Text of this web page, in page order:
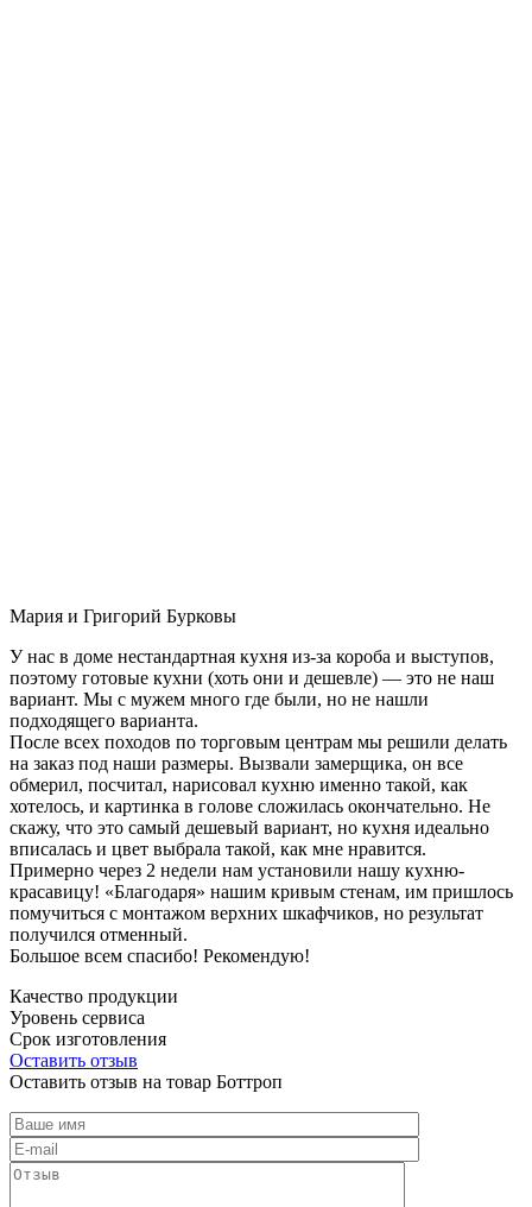
Мария и Григорий Бурковы
У нас в доме нестандартная кухня из-за короба и выступов,
поэтому готовые кухни (хоть они и дешевле) — это не наш
вариант. Мы с мужем много где были, но не нашли
подходящего варианта.
После всех походов по торговым центрам мы решили делать
на заказ под наши размеры. Вызвали замерщика, он все
обмерил, посчитал, нарисовал кухню именно такой, как
хотелось, и картинка в голове сложилась окончательно. Не
скажу, что это самый дешевый вариант, но кухня идеально
вписалась и цвет выбрала такой, как мне нравится.
Примерно через 2 недели нам установили нашу кухню-
красавицу! «Благодаря» нашим кривым стенам, им пришлось
помучиться с монтажом верхних шкафчиков, но результат
получился отменный.
Большое всем спасибо! Рекомендую!
Качество продукции
Уровень сервиса
Срок изготовления
Оставить отзыв
Оставить отзыв на товар Боттроп